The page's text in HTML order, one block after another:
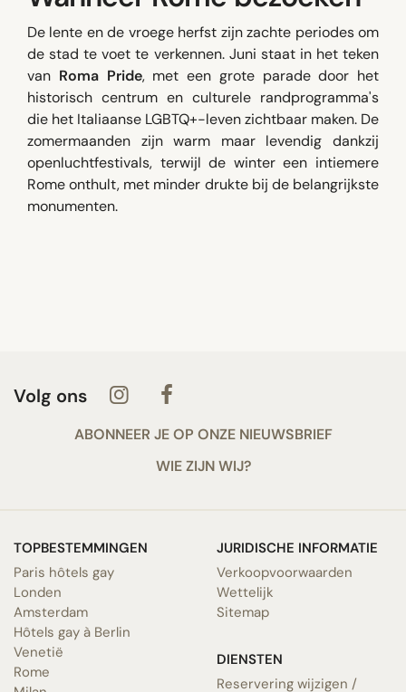
De lente en de vroege herfst zijn zachte periodes om
de stad te voet te verkennen. Juni staat in het teken
van Roma Pride, met een grote parade door het
historisch centrum en culturele randprogramma's
die het Italiaanse LGBTQ+-leven zichtbaar maken. De
zomermaanden zijn warm maar levendig dankzij
openluchtfestivals, terwijl de winter een intiemere
Rome onthult, met minder drukte bij de belangrijkste
monumenten.
Volg ons
ABONNEER JE OP ONZE NIEUWSBRIEF
WIE ZIJN WIJ?
TOPBESTEMMINGEN
Paris hôtels gay
Londen
Amsterdam
Hôtels gay à Berlin
Venetië
Rome
JURIDISCHE INFORMATIE
Verkoopvoorwaarden
Wettelijk
Sitemap
DIENSTEN
Reservering wijzigen /